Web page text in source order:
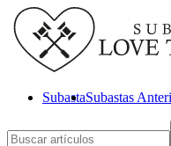
SubastaSubastas